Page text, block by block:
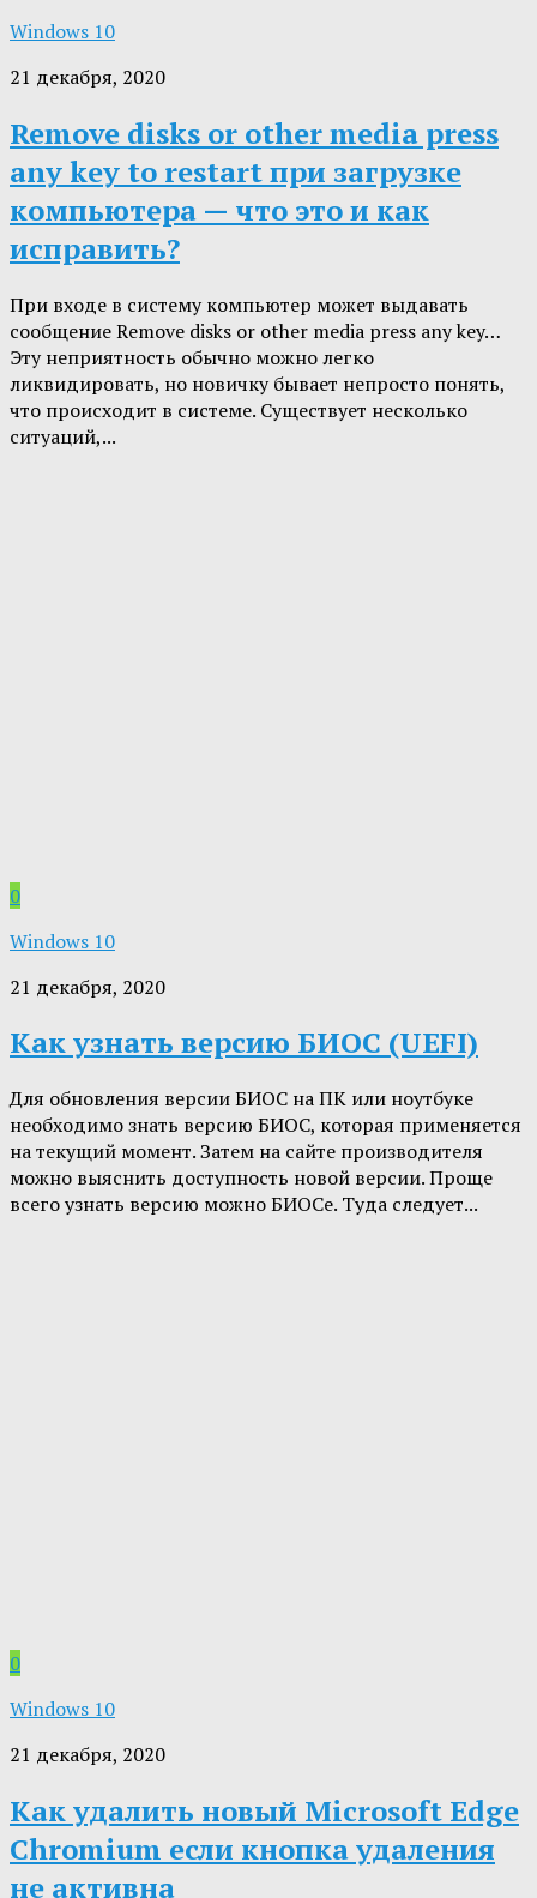
Windows 10
21 декабря, 2020
Remove disks or other media press
any key to restart при загрузке
компьютера — что это и как
исправить?
При входе в систему компьютер может выдавать
сообщение Remove disks or other media press any key…
Эту неприятность обычно можно легко
ликвидировать, но новичку бывает непросто понять,
что происходит в системе. Существует несколько
ситуаций,...
0
Windows 10
21 декабря, 2020
Как узнать версию БИОС (UEFI)
Для обновления версии БИОС на ПК или ноутбуке
необходимо знать версию БИОС, которая применяется
на текущий момент. Затем на сайте производителя
можно выяснить доступность новой версии. Проще
всего узнать версию можно БИОСе. Туда следует...
0
Windows 10
21 декабря, 2020
Как удалить новый Microsoft Edge
Chromium если кнопка удаления
не активна